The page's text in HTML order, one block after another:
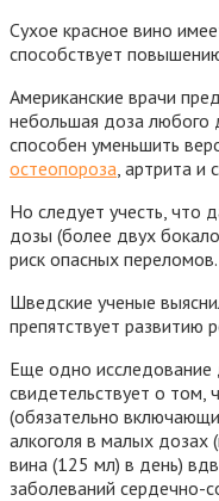
Сухое красное вино
способствует
Американские врачи
небольшая доза любого
способен уменьшить
остеопороза , артрита
Но следует учесть, что
дозы (более двух
риск опасных переломов.
Шведские ученые
препятствует развитию
Еще одно исследование
свидетельствует о том,
(обязательно
алкоголя в малых дозах
вина (125 мл) в день)
заболеваний сердечно-